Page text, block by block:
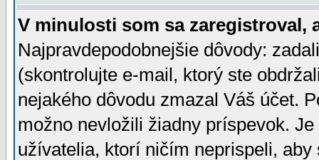
V minulosti som sa zaregistroval,
Najpravdepodobnejšie dôvody:
(skontrolujte e-mail, ktorý ste
nejakého dôvodu zmazal Váš účet.
možno nevložili žiadny príspevok.
užívatelia, ktorí ničím neprispeli,